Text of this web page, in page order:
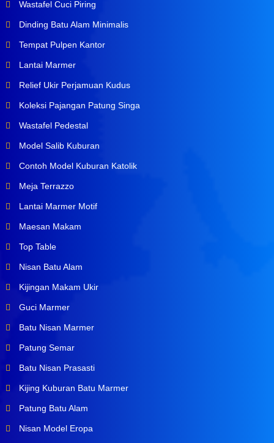
Wastafel Cuci Piring
Dinding Batu Alam Minimalis
Tempat Pulpen Kantor
Lantai Marmer
Relief Ukir Perjamuan Kudus
Koleksi Pajangan Patung Singa
Wastafel Pedestal
Model Salib Kuburan
Contoh Model Kuburan Katolik
Meja Terrazzo
Lantai Marmer Motif
Maesan Makam
Top Table
Nisan Batu Alam
Kijingan Makam Ukir
Guci Marmer
Batu Nisan Marmer
Patung Semar
Batu Nisan Prasasti
Kijing Kuburan Batu Marmer
Patung Batu Alam
Nisan Model Eropa